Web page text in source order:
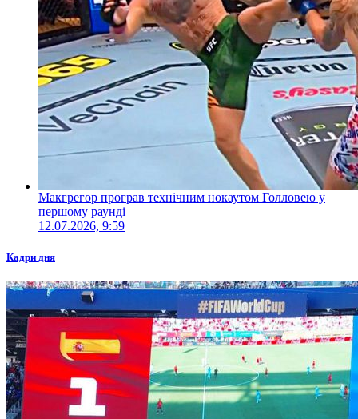
Макгрегор програв технічним нокаутом Голловею у
першому раунді
12.07.2026, 9:59
Кадри дня